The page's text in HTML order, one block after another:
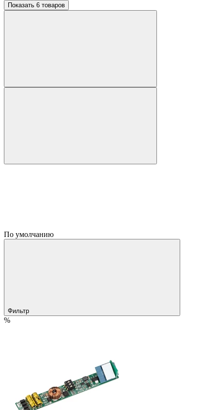
Показать 6 товаров
По умолчанию
Фильтр
%